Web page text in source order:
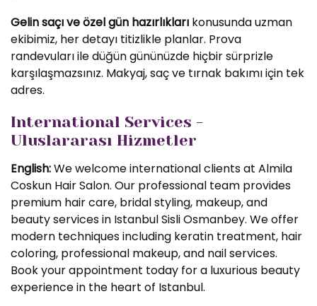
Gelin saçı ve özel gün hazırlıkları konusunda uzman
ekibimiz, her detayı titizlikle planlar. Prova
randevuları ile düğün gününüzde hiçbir sürprizle
karşılaşmazsınız. Makyaj, saç ve tırnak bakımı için tek
adres.
International Services -
Uluslararası Hizmetler
English:We welcome international clients at Almila
Coskun Hair Salon. Our professional team provides
premium hair care, bridal styling, makeup, and
beauty services in Istanbul Sisli Osmanbey. We offer
modern techniques including keratin treatment, hair
coloring, professional makeup, and nail services.
Book your appointment today for a luxurious beauty
experience in the heart of Istanbul.